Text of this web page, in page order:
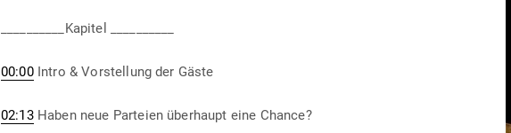
__________Kapitel __________
00:00Intro & Vor­stellung der Gäste
02:13Haben neue Par­teien über­haupt eine Chance?